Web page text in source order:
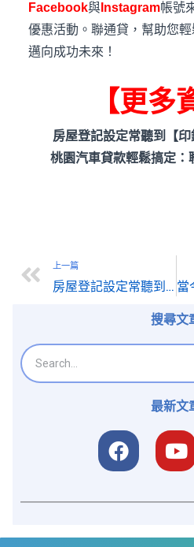
Facebook與 Instagram帳號
優惠活動。聯通貸，幫助您
邁向成功未來！
【更多
房屋登記設定常聽到【
桃園汽車貸款輕鬆搞定：
上一篇
房屋登記設定常聽到【印鑑證明】，由來是?
搜尋文
最新文